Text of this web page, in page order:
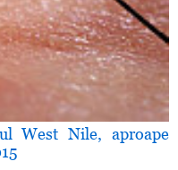
West Nile, aproape